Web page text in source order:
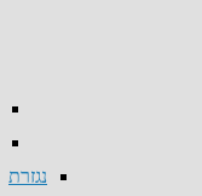
נגזרת